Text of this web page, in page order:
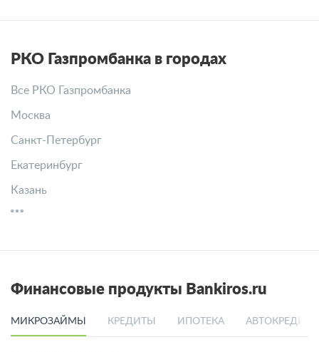
РКО Газпромбанка в городах
Все РКО Газпромбанка
Москва
Санкт-Петербург
Екатеринбург
Казань
Финансовые продукты Bankiros.ru
МИКРОЗАЙМЫ КРЕДИТЫ ИПОТЕКА